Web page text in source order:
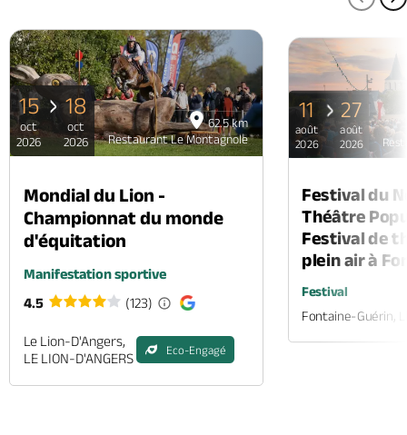
62.5 km
Restaurant Le Montagnole
15
oct
2026
18
oct
2026
Mondial du Lion -
Championnat du monde
d'équitation
Manifestation sportive
4.5
(123)
Le Lion-D'Angers,
LE LION-D'ANGERS
Eco-Engagé
11
août
2026
27
août
2026
Festival du
Théâtre
Festival de
plein air à
Festival
Fontaine-Guérin,